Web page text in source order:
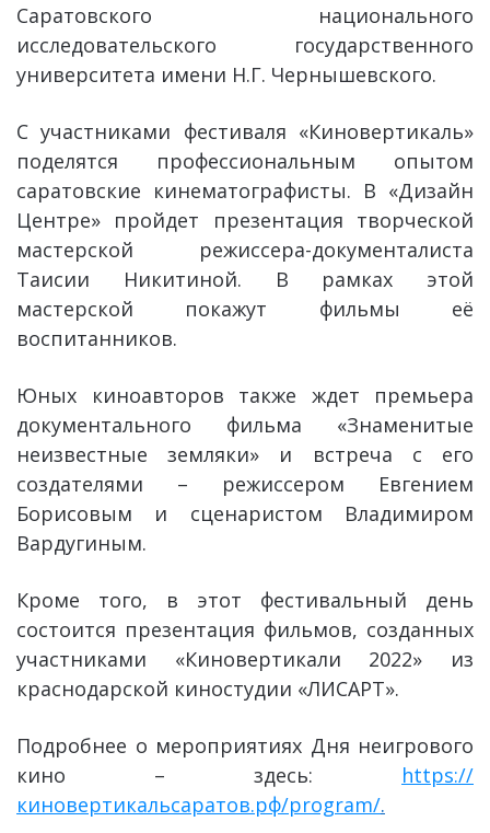
Саратовского национального
исследовательского государственного
университета имени Н.Г. Чернышевского.
С участниками фестиваля «Киновертикаль»
поделятся профессиональным опытом
саратовские кинематографисты. В «Дизайн
Центре» пройдет презентация творческой
мастерской режиссера-документалиста
Таисии Никитиной. В рамках этой
мастерской покажут фильмы её
воспитанников.
Юных киноавторов также ждет премьера
документального фильма «Знаменитые
неизвестные земляки» и встреча с его
создателями – режиссером Евгением
Борисовым и сценаристом Владимиром
Вардугиным.
Кроме того, в этот фестивальный день
состоится презентация фильмов, созданных
участниками «Киновертикали 2022» из
краснодарской киностудии «ЛИСАРТ».
Подробнее о мероприятиях Дня неигрового
кино – здесь: https://
киновертикальсаратов.рф/program/.